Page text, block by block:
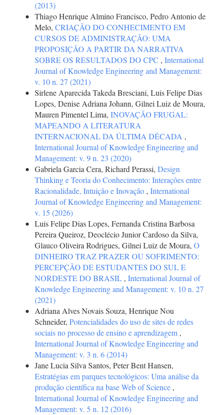
(2013)
Thiago Henrique Almino Francisco, Pedro Antonio de
Melo, CRIAÇÃO DO CONHECIMENTO EM
CURSOS DE ADMINISTRAÇÃO: UMA
PROPOSIÇÃO A PARTIR DA NARRATIVA
SOBRE OS RESULTADOS DO CPC , International
Journal of Knowledge Engineering and Management:
v. 10 n. 27 (2021)
Sirlene Aparecida Takeda Bresciani, Luis Felipe Dias
Lopes, Denise Adriana Johann, Gilnei Luiz de Moura,
Mauren Pimentel Lima, INOVAÇÃO FRUGAL:
MAPEANDO A LITERATURA
INTERNACIONAL DA ÚLTIMA DÉCADA ,
International Journal of Knowledge Engineering and
Management: v. 9 n. 23 (2020)
Gabriela Garcia Cera, Richard Perassi, Design
Thinking e Teoria do Conhecimento: Interações entre
Racionalidade, Intuição e Inovação , International
Journal of Knowledge Engineering and Management:
v. 15 (2026)
Luis Felipe Dias Lopes, Fernanda Cristina Barbosa
Pereira Queiroz, Deoclécio Junior Cardoso da Silva,
Glauco Oliveira Rodrigues, Gilnei Luiz de Moura, O
DINHEIRO TRAZ PRAZER OU SOFRIMENTO:
PERCEPÇÃO DE ESTUDANTES DO SUL E
NORDESTE DO BRASIL , International Journal of
Knowledge Engineering and Management: v. 10 n. 27
(2021)
Adriana Alves Novais Souza, Henrique Nou
Schneider, Potencialidades do uso de sites de redes
sociais no processo de ensino e aprendizagem ,
International Journal of Knowledge Engineering and
Management: v. 3 n. 6 (2014)
Jane Lucia Silva Santos, Peter Bent Hansen,
Estratégias em parques tecnológicos: Uma análise da
produção científica na base Web of Science ,
International Journal of Knowledge Engineering and
Management: v. 5 n. 12 (2016)